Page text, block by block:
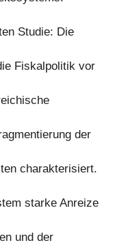
Studie: Die
Fiskalpolitik vor
der
charakterisiert.
starke Anreize
und der